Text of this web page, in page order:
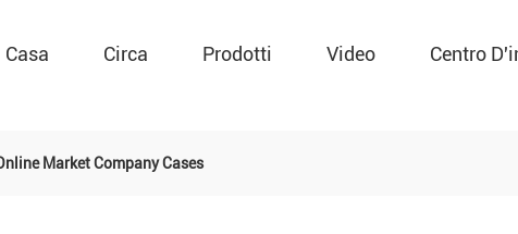
Casa Circa Prodotti Video Centro
Market Company Cases